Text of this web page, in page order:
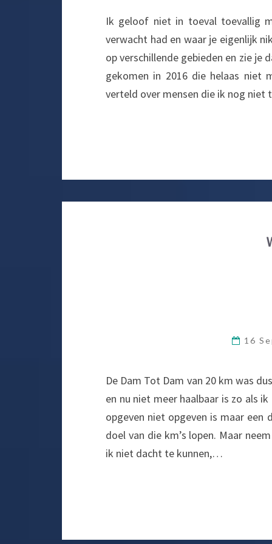
Ik geloof niet in toeval toevallig
verwacht had en waar je eigenlijk
op verschillende gebieden en zie je
gekomen in 2016 die helaas niet
verteld over mensen die ik nog
16
De Dam Tot Dam van 20 km was
en nu niet meer haalbaar is zo als
opgeven niet opgeven is maar een
doel van die km’s lopen. Maar
ik niet dacht te kunnen,…